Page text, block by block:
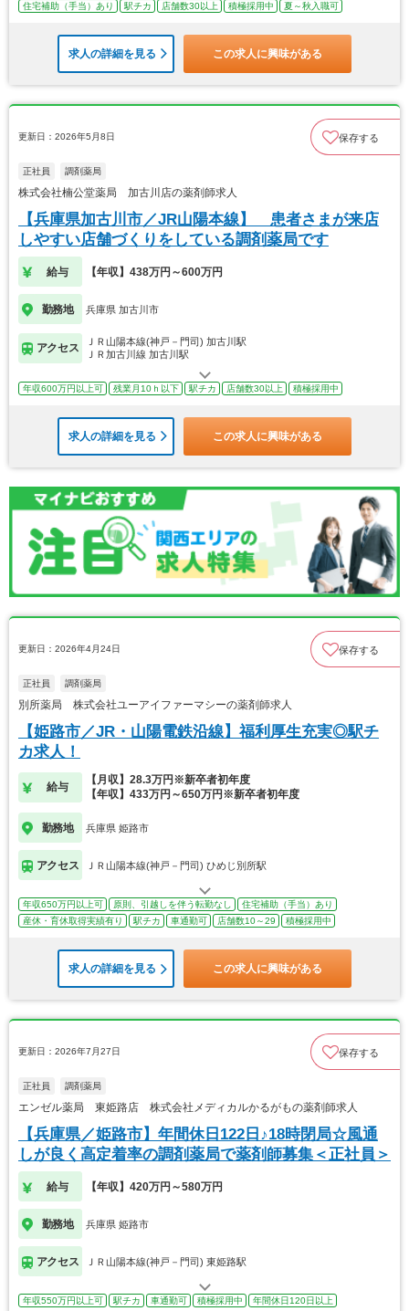
住宅補助（手当）あり
駅チカ 店舗数30以上 積極採用中 夏～秋入職可
求人の詳細を見る この求人に興味がある
更新日：2026年5月8日 保存する
正社員 調剤薬局
株式会社楠公堂薬局 加古川店の薬剤師求人
【兵庫県加古川市／JR山陽本線】 患者さまが来店
しやすい店舗づくりをしている調剤薬局です
給与 【年収】438万円～600万円
勤務地 兵庫県 加古川市
アクセス
ＪＲ山陽本線(神戸－門司) 加古川駅
ＪＲ加古川線 加古川駅
年収600万円以上可 残業月10ｈ以下 駅チカ 店舗数30以上 積極採用中
求人の詳細を見る この求人に興味がある
更新日：2026年4月24日 保存する
正社員 調剤薬局
別所薬局 株式会社ユーアイファーマシーの薬剤師求人
【姫路市／JR・山陽電鉄沿線】福利厚生充実◎駅チ
カ求人！
給与
【月収】28.3万円※新卒者初年度
【年収】433万円～650万円※新卒者初年度
勤務地 兵庫県 姫路市
アクセス ＪＲ山陽本線(神戸－門司) ひめじ別所駅
年収650万円以上可 原則、引越しを伴う転勤なし
住宅補助（手当）あり
産休・育休取得実績有り
駅チカ 車通勤可 店舗数10～29 積極採用中
求人の詳細を見る この求人に興味がある
更新日：2026年7月27日 保存する
正社員 調剤薬局
エンゼル薬局 東姫路店 株式会社メディカルかるがもの薬剤師求人
【兵庫県／姫路市】年間休日122日♪18時閉局☆風通
しが良く高定着率の調剤薬局で薬剤師募集＜正社員＞
給与 【年収】420万円～580万円
勤務地 兵庫県 姫路市
アクセス ＪＲ山陽本線(神戸－門司) 東姫路駅
年収550万円以上可 駅チカ 車通勤可 積極採用中 年間休日120日以上